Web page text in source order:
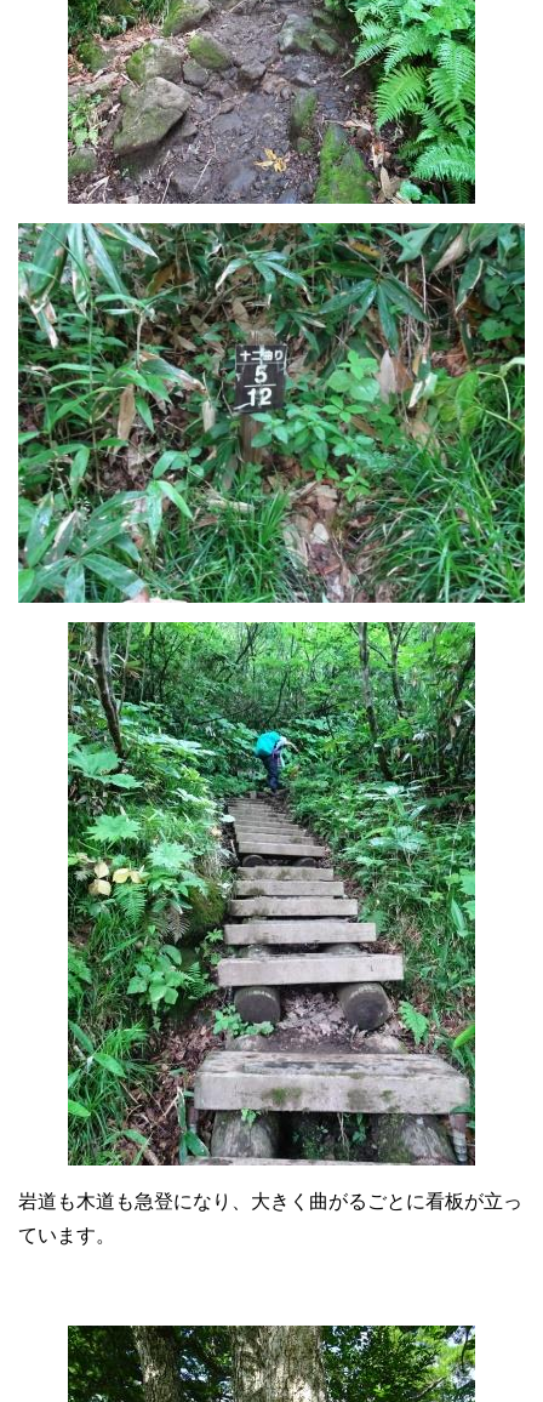
岩道も木道も急登になり、大きく曲がるごとに看板が立っ
ています。